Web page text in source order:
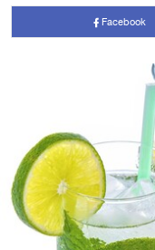
Facebook